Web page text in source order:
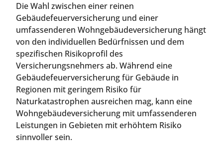
Die Wahl zwischen einer reinen
Gebäudefeuerversicherung und einer
umfassenderen Wohngebäudeversicherung hängt
von den individuellen Bedürfnissen und dem
spezifischen Risikoprofil des
Versicherungsnehmers ab. Während eine
Gebäudefeuerversicherung für Gebäude in
Regionen mit geringem Risiko für
Naturkatastrophen ausreichen mag, kann eine
Wohngebäudeversicherung mit umfassenderen
Leistungen in Gebieten mit erhöhtem Risiko
sinnvoller sein.